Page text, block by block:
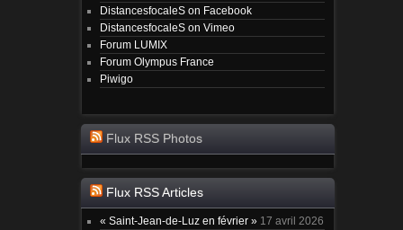
DistancesfocaleS on Facebook
DistancesfocaleS on Vimeo
Forum LUMIX
Forum Olympus France
Piwigo
Flux RSS Photos
Flux RSS Articles
« Saint-Jean-de-Luz en février » 17 avril 2026